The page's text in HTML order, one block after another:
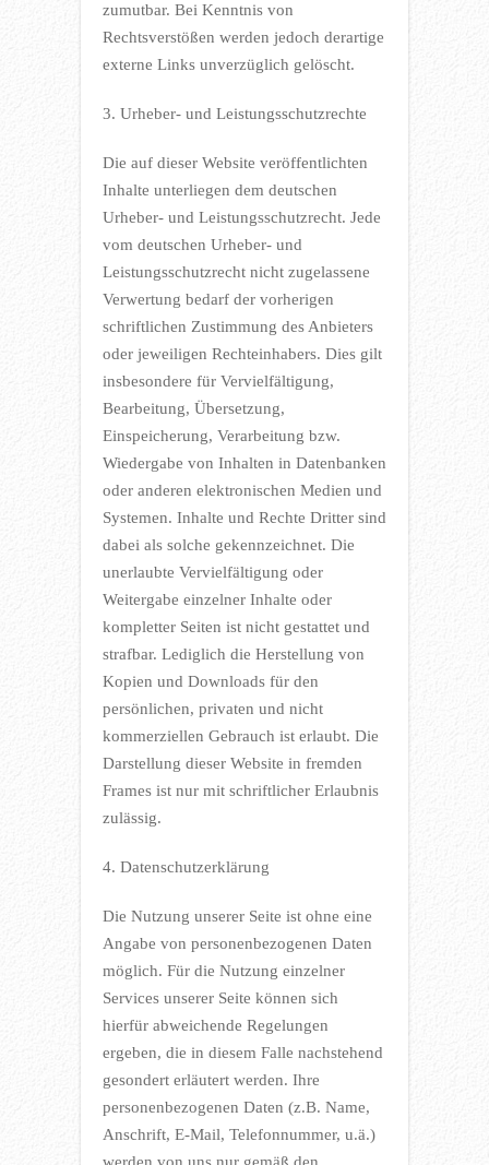
zumutbar. Bei Kenntnis von
Rechtsverstößen werden jedoch derartige
externe Links unverzüglich gelöscht.
3. Urheber- und Leistungsschutzrechte
Die auf dieser Website veröffentlichten
Inhalte unterliegen dem deutschen
Urheber- und Leistungsschutzrecht. Jede
vom deutschen Urheber- und
Leistungsschutzrecht nicht zugelassene
Verwertung bedarf der vorherigen
schriftlichen Zustimmung des Anbieters
oder jeweiligen Rechteinhabers. Dies gilt
insbesondere für Vervielfältigung,
Bearbeitung, Übersetzung,
Einspeicherung, Verarbeitung bzw.
Wiedergabe von Inhalten in Datenbanken
oder anderen elektronischen Medien und
Systemen. Inhalte und Rechte Dritter sind
dabei als solche gekennzeichnet. Die
unerlaubte Vervielfältigung oder
Weitergabe einzelner Inhalte oder
kompletter Seiten ist nicht gestattet und
strafbar. Lediglich die Herstellung von
Kopien und Downloads für den
persönlichen, privaten und nicht
kommerziellen Gebrauch ist erlaubt. Die
Darstellung dieser Website in fremden
Frames ist nur mit schriftlicher Erlaubnis
zulässig.
4. Datenschutzerklärung
Die Nutzung unserer Seite ist ohne eine
Angabe von personenbezogenen Daten
möglich. Für die Nutzung einzelner
Services unserer Seite können sich
hierfür abweichende Regelungen
ergeben, die in diesem Falle nachstehend
gesondert erläutert werden. Ihre
personenbezogenen Daten (z.B. Name,
Anschrift, E-Mail, Telefonnummer, u.ä.)